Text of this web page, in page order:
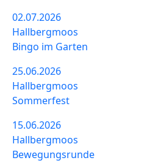
02.07.2026
Hallbergmoos
Bingo im Garten
25.06.2026
Hallbergmoos
Sommerfest
15.06.2026
Hallbergmoos
Bewegungsrunde